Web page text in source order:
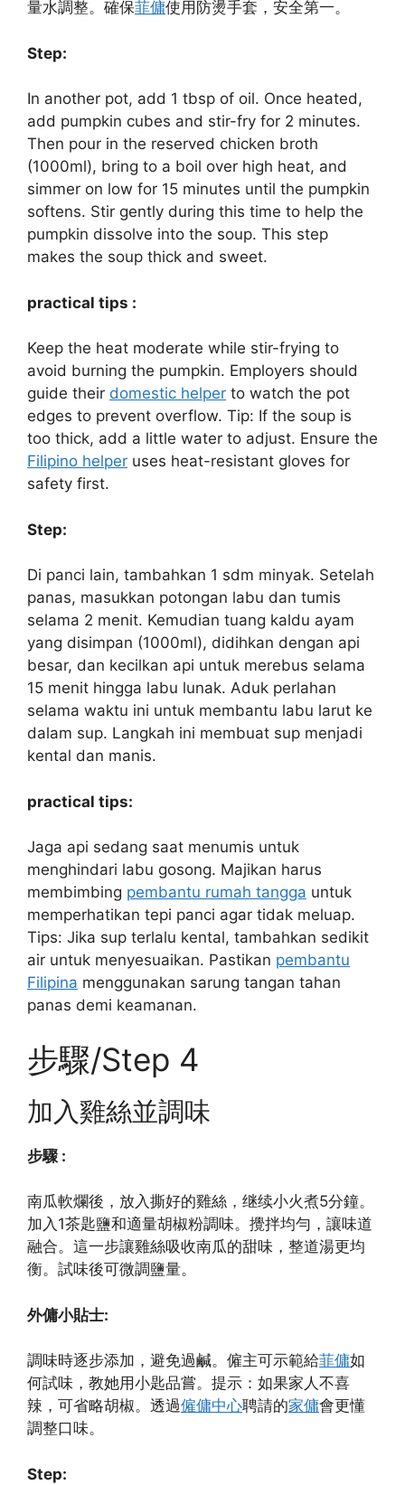
量水調整。確保菲傭使用防燙手套，安全第一。
Step:
In another pot, add 1 tbsp of oil. Once heated,
add pumpkin cubes and stir-fry for 2 minutes.
Then pour in the reserved chicken broth
(1000ml), bring to a boil over high heat, and
simmer on low for 15 minutes until the pumpkin
softens. Stir gently during this time to help the
pumpkin dissolve into the soup. This step
makes the soup thick and sweet.
practical tips :
Keep the heat moderate while stir-frying to
avoid burning the pumpkin. Employers should
guide their domestic helper to watch the pot
edges to prevent overflow. Tip: If the soup is
too thick, add a little water to adjust. Ensure the
Filipino helper uses heat-resistant gloves for
safety first.
Step:
Di panci lain, tambahkan 1 sdm minyak. Setelah
panas, masukkan potongan labu dan tumis
selama 2 menit. Kemudian tuang kaldu ayam
yang disimpan (1000ml), didihkan dengan api
besar, dan kecilkan api untuk merebus selama
15 menit hingga labu lunak. Aduk perlahan
selama waktu ini untuk membantu labu larut ke
dalam sup. Langkah ini membuat sup menjadi
kental dan manis.
practical tips:
Jaga api sedang saat menumis untuk
menghindari labu gosong. Majikan harus
membimbing pembantu rumah tangga untuk
memperhatikan tepi panci agar tidak meluap.
Tips: Jika sup terlalu kental, tambahkan sedikit
air untuk menyesuaikan. Pastikan pembantu
Filipina menggunakan sarung tangan tahan
panas demi keamanan.
步驟/Step 4
加入雞絲並調味
步驟 :
南瓜軟爛後，放入撕好的雞絲，继续小火煮5分鐘。
加入1茶匙鹽和適量胡椒粉調味。攪拌均勻，讓味道
融合。這一步讓雞絲吸收南瓜的甜味，整道湯更均
衡。試味後可微調鹽量。
外傭小貼士:
調味時逐步添加，避免過鹹。僱主可示範給菲傭如
何試味，教她用小匙品嘗。提示：如果家人不喜
辣，可省略胡椒。透過僱傭中心聘請的家傭會更懂
調整口味。
Step: